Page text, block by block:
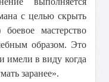
с целью скрыть
мастерство
образом. Это
имели в виду когда
заранее».